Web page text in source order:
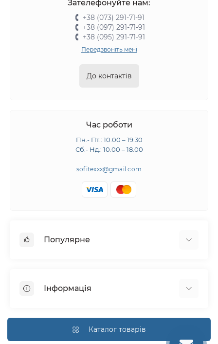
Зателефонуйте нам:
+38 (073) 291-71-91
+38 (097) 291-71-91
+38 (095) 291-71-91
Передзвоніть мені
До контактів
Час роботи
Пн.- Пт.: 10.00 – 19.30
Сб.- Нд.: 10.00 – 18.00
sofitexxx@gmail.com
Популярне
Розкрійне обладнання
Виробники
Інформація
Доставка і оплата
Гарантія
Каталог товарів